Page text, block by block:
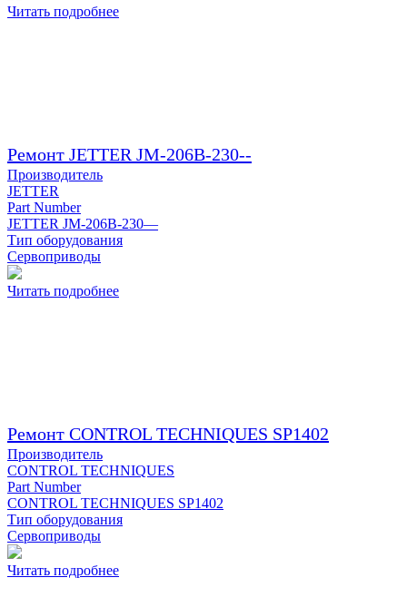
Читать подробнее
Ремонт JETTER JM-206B-230--
Производитель
JETTER
Part Number
JETTER JM-206B-230—
Тип оборудования
Сервоприводы
Читать подробнее
Ремонт CONTROL TECHNIQUES SP1402
Производитель
CONTROL TECHNIQUES
Part Number
CONTROL TECHNIQUES SP1402
Тип оборудования
Сервоприводы
Читать подробнее